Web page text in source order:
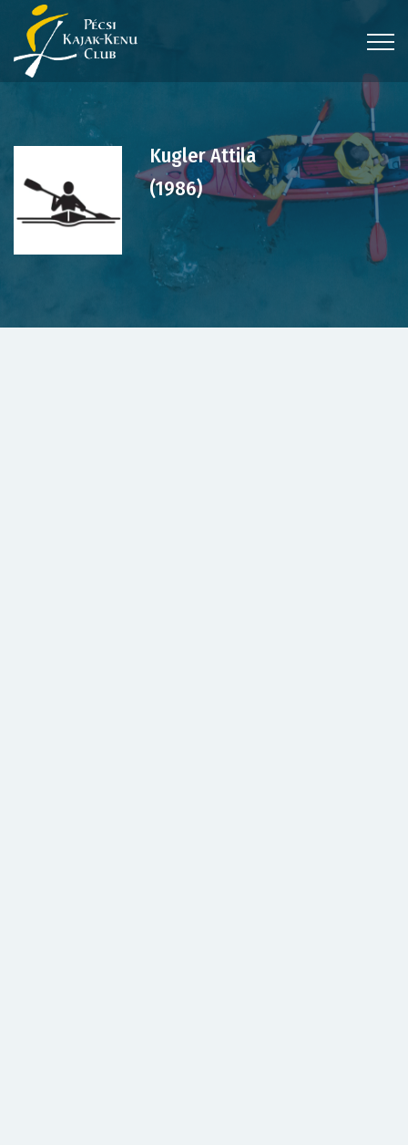
Kugler Attila
(1986)